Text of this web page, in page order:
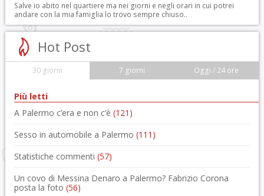
Salve io abito nel quartiere ma nei giorni e negli orari in cui potrei
andare con la mia famiglia lo trovo sempre chiuso..
Hot Post
30 giorni 7 giorni Oggi / 24 ore
Più letti
A Palermo c’era e non c’è (121)
Sesso in automobile a Palermo (111)
Statistiche commenti (57)
Un covo di Messina Denaro a Palermo? Fabrizio Corona
posta la foto (56)